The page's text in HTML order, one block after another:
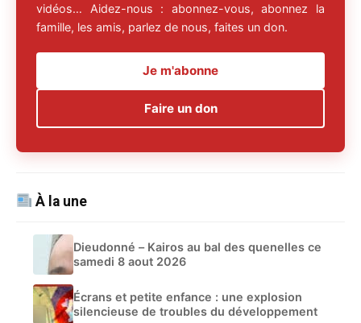
vidéos… Aidez-nous : abonnez-vous, abonnez la
famille, les amis, parlez de nous, faites un don.
Je m'abonne
Faire un don
À la une
Dieudonné – Kairos au bal des quenelles ce
samedi 8 aout 2026
Écrans et petite enfance : une explosion
silencieuse de troubles du développement